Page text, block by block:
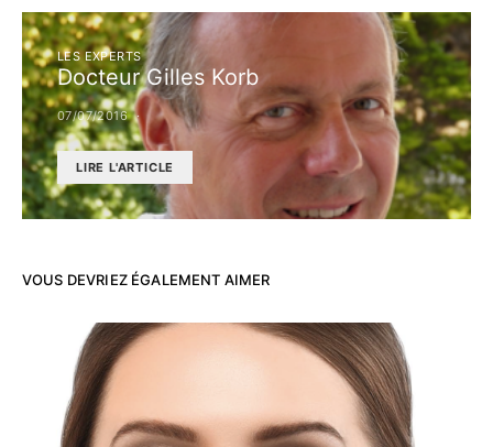
LES EXPERTS
Docteur Gilles Korb
07/07/2016
LIRE L'ARTICLE
VOUS DEVRIEZ ÉGALEMENT AIMER